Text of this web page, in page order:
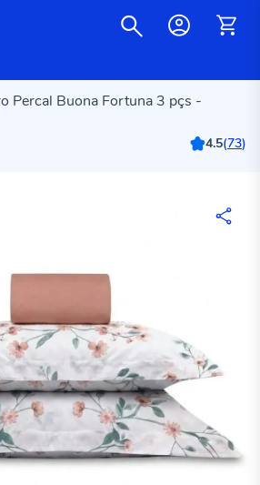
Percal Buona Fortuna 3 pçs -
4.5(73)